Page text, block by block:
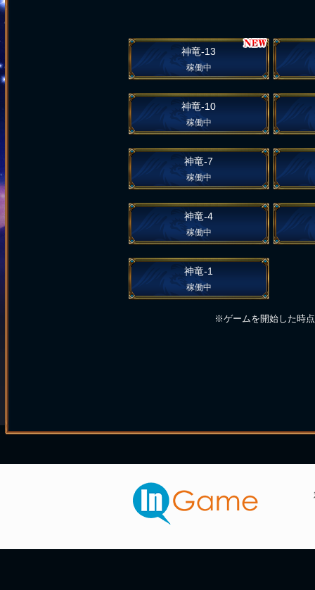
神竜-13
稼働中
神竜-10
稼働中
神竜-7
稼働中
神竜-4
稼働中
神竜-1
稼働中
※ゲームを開始した時